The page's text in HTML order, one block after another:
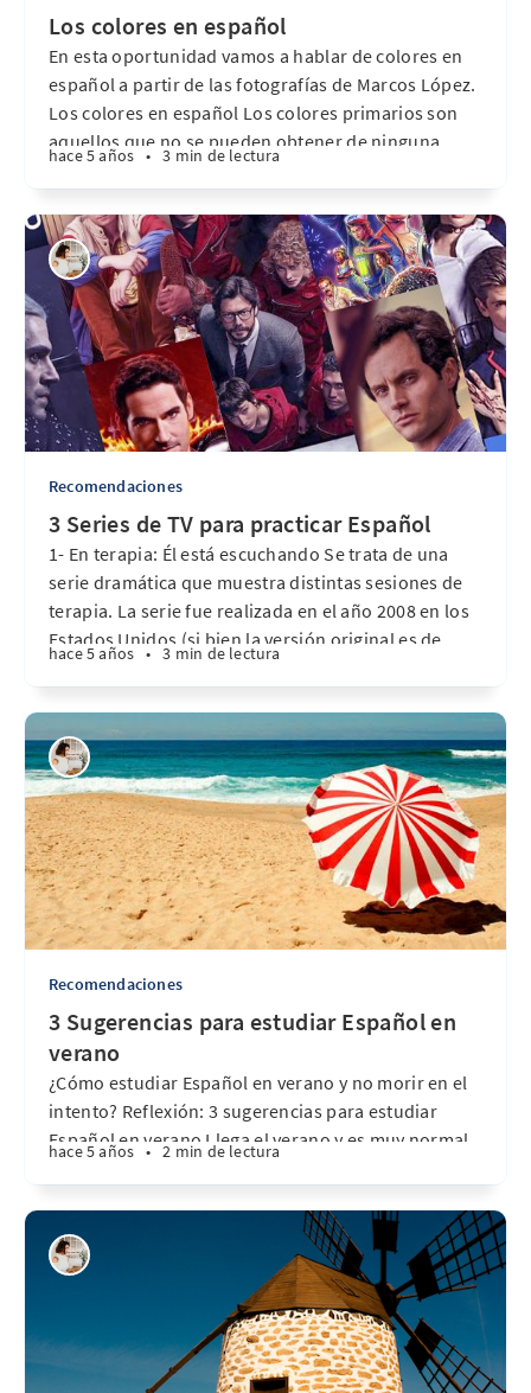
Los colores en español
En esta oportunidad vamos a hablar de colores en
español a partir de las fotografías de Marcos López.
Los colores en español Los colores primarios son
aquellos que no se pueden obtener de ninguna
hace 5 años • 3 min de lectura
Recomendaciones
3 Series de TV para practicar Español
1- En terapia: Él está escuchando Se trata de una
serie dramática que muestra distintas sesiones de
terapia. La serie fue realizada en el año 2008 en los
Estados Unidos (si bien la versión original es de
hace 5 años • 3 min de lectura
Recomendaciones
3 Sugerencias para estudiar Español en
verano
¿Cómo estudiar Español en verano y no morir en el
intento? Reflexión: 3 sugerencias para estudiar
Español en verano Llega el verano y es muy normal
y queremos descansar o salir con
hace 5 años • 2 min de lectura